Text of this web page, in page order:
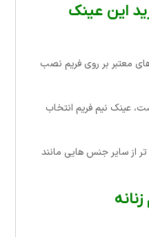
این عینک
معتبر بر روی فریم نصب
عینک نیم فریم انتخاب
از سایر جنس هایی مانند